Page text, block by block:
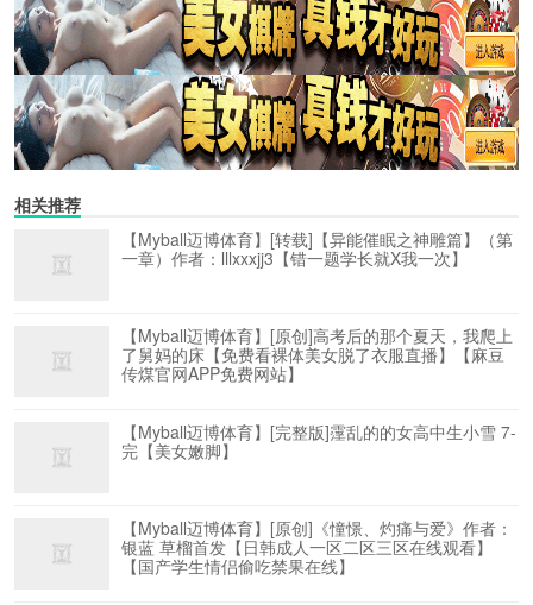
相关推荐
【Myball迈博体育】[转载]【异能催眠之神雕篇】（第
一章）作者：lllxxxjj3【错一题学长就X我一次】
【Myball迈博体育】[原创]高考后的那个夏天，我爬上
了舅妈的床【免费看裸体美女脱了衣服直播】【麻豆
传煤官网APP免费网站】
【Myball迈博体育】[完整版]霪乱的的女高中生小雪 7-
完【美女嫩脚】
【Myball迈博体育】[原创]《憧憬、灼痛与爱》作者：
银蓝 草榴首发【日韩成人一区二区三区在线观看】
【国产学生情侣偷吃禁果在线】